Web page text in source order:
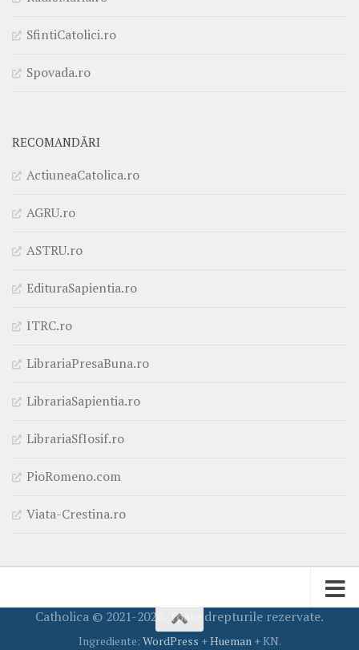
SfintiCatolici.ro
Spovada.ro
RECOMANDĂRI
ActiuneaCatolica.ro
AGRU.ro
ASTRU.ro
EdituraSapientia.ro
ITRC.ro
LibrariaPresaBuna.ro
LibrariaSapientia.ro
LibrariaSfIosif.ro
PioRomeno.com
Viata-Crestina.ro
Catholica © 2021-2026. Toate drepturile rezervate.
Ingrediente: WordPress +Hueman+ KN.